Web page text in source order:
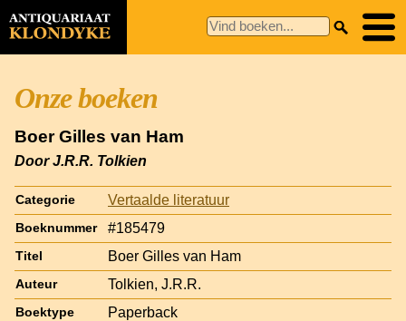
Onze boeken
Boer Gilles van Ham
Door J.R.R. Tolkien
Categorie Vertaalde literatuur
Boeknummer #185479
Titel Boer Gilles van Ham
Auteur Tolkien, J.R.R.
Boektype Paperback